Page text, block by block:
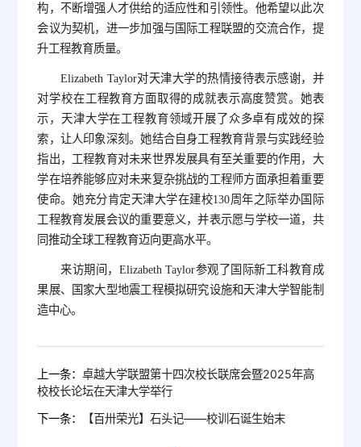
构，不断增强人才供给的适应性和引领性。他希望以此次
会议为契机，进一步加强与国际工程联盟的交流合作，提
升工程教育质量。
Elizabeth Taylor对天津大学的热情接待表示感谢，并
对学校在工程教育方面取得的成就表示高度赞赏。她表
示，天津大学在工程教育领域开展了众多卓有成效的探
索，让人印象深刻。她结合自身工程教育背景与实践经验
指出，工程教育对未来世界发展具有至关重要的作用，大
学在培养能够应对未来复杂挑战的工程师方面承担着重要
使命。她充分肯定天津大学在建校130周年之际举办国际
工程教育发展会议的重要意义，并表示愿与学校一道，共
同推动全球工程教育迈向更高水平。
来访期间，Elizabeth Taylor参观了国际新工科教育成
果展、国家大型地震工程模拟研究设施和天津大学智能制
造中心。
上一条：卓越大学联盟第十四次校长联席会暨2025年高
校校长论坛在天津大学举行
下一条：
【百卅荣光】石头记——校训石诞生始末